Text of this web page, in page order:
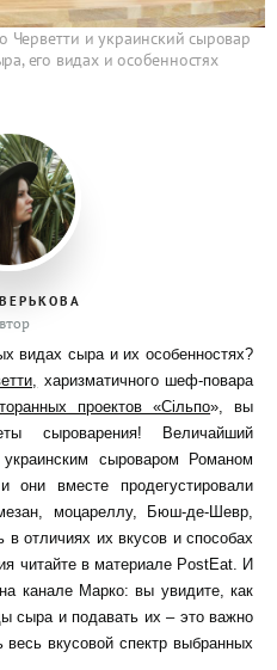
Черветти и украинский сыровар
его видах и особенностях
видах сыра и их особенностях?
харизматичного шеф-повара
проектов «Сільпо», вы
сыроварения! Величайший
сыроваром Романом
они вместе продегустировали
моцареллу, Бюш-де-Шевр,
отличиях их вкусов и способах
читайте в материале PostEat. И
канале Марко: вы увидите, как
сыра и подавать их – это важно
весь вкусовой спектр выбранных